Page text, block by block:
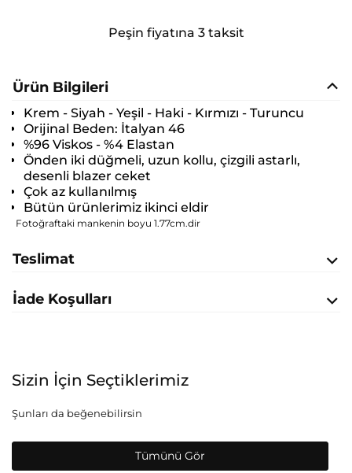
Peşin fiyatına 3 taksit
Ürün Bilgileri
Krem - Siyah - Yeşil - Haki - Kırmızı - Turuncu
Orijinal Beden: İtalyan 46
%96 Viskos - %4 Elastan
Önden iki düğmeli, uzun kollu, çizgili astarlı,
desenli blazer ceket
Çok az kullanılmış
Bütün ürünlerimiz ikinci eldir
Fotoğraftaki mankenin boyu 1.77cm.dir
Teslimat
İade Koşulları
Sizin İçin Seçtiklerimiz
Şunları da beğenebilirsin
Tümünü Gör